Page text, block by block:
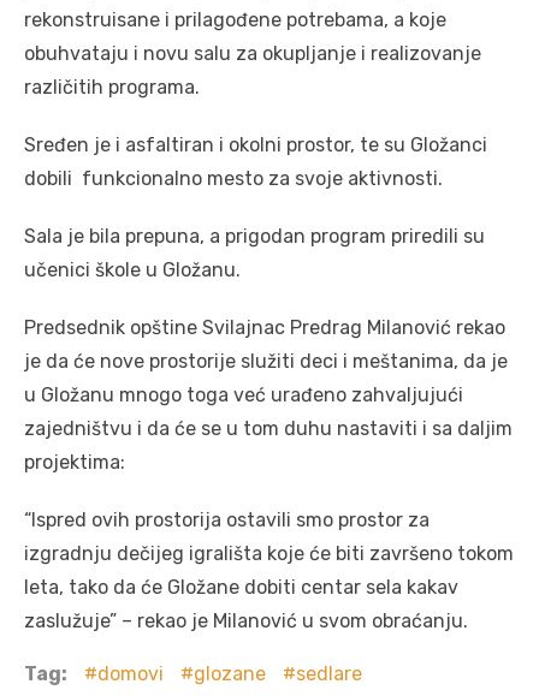
rekonstruisane i prilagođene potrebama, a koje
obuhvataju i novu salu za okupljanje i realizovanje
različitih programa.
Sređen je i asfaltiran i okolni prostor, te su Gložanci
dobili funkcionalno mesto za svoje aktivnosti.
Sala je bila prepuna, a prigodan program priredili su
učenici škole u Gložanu.
Predsednik opštine Svilajnac Predrag Milanović rekao
je da će nove prostorije služiti deci i meštanima, da je
u Gložanu mnogo toga već urađeno zahvaljujući
zajedništvu i da će se u tom duhu nastaviti i sa daljim
projektima:
“Ispred ovih prostorija ostavili smo prostor za
izgradnju dečijeg igrališta koje će biti završeno tokom
leta, tako da će Gložane dobiti centar sela kakav
zaslužuje” – rekao je Milanović u svom obraćanju.
Tag: domovi glozane sedlare